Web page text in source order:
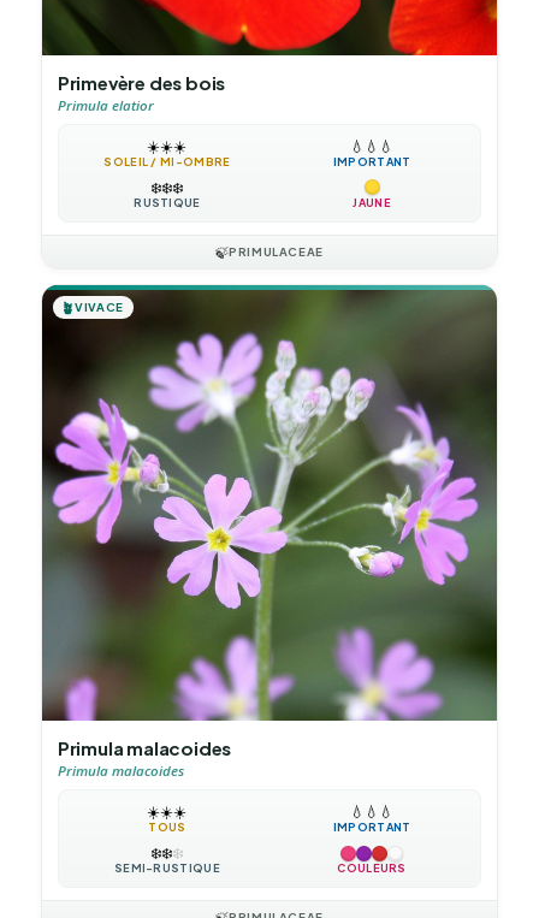
Primevère des bois
Primula elatior
☀️☀️☀️
SOLEIL / MI-OMBRE
💧 💧 💧
IMPORTANT
❄️❄️❄️
RUSTIQUE JAUNE
🍃PRIMULACEAE
🪴VIVACE
Primula malacoides
Primula malacoides
☀️☀️☀️
TOUS
💧 💧 💧
IMPORTANT
❄️❄️❄️
SEMI-RUSTIQUE COULEURS